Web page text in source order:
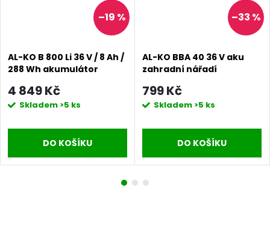
–19 %
AL-KO B 800 Li 36 V / 8 Ah /
288 Wh akumulátor
4 849 Kč
Skladem >5 ks
DO KOŠÍKU
–33 %
AL-KO BBA 40 36 V aku
zahradní nářadí
799 Kč
Skladem >5 ks
DO KOŠÍKU